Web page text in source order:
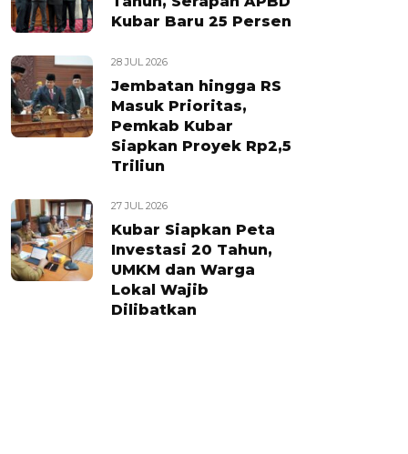
Kubar Baru 25 Persen
28 JUL 2026
Jembatan hingga RS
Masuk Prioritas,
Pemkab Kubar
Siapkan Proyek Rp2,5
Triliun
27 JUL 2026
Kubar Siapkan Peta
Investasi 20 Tahun,
UMKM dan Warga
Lokal Wajib
Dilibatkan